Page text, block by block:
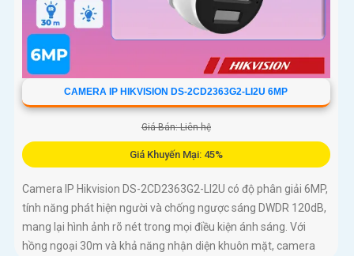
CAMERA IP HIKVISION DS-2CD2363G2-LI2U 6MP
Giá Bán: Liên hệ
Giá Khuyến Mại: 45%
Camera IP Hikvision DS-2CD2363G2-LI2U có độ phân giải 6MP,
tính năng phát hiện người và chống ngược sáng DWDR 120dB,
mang lại hình ảnh rõ nét trong mọi điều kiện ánh sáng. Với
hồng ngoại 30m và khả năng nhận diện khuôn mặt, camera